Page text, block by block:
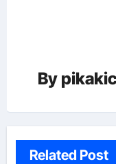
シ
ョ
ン
By
Related Post